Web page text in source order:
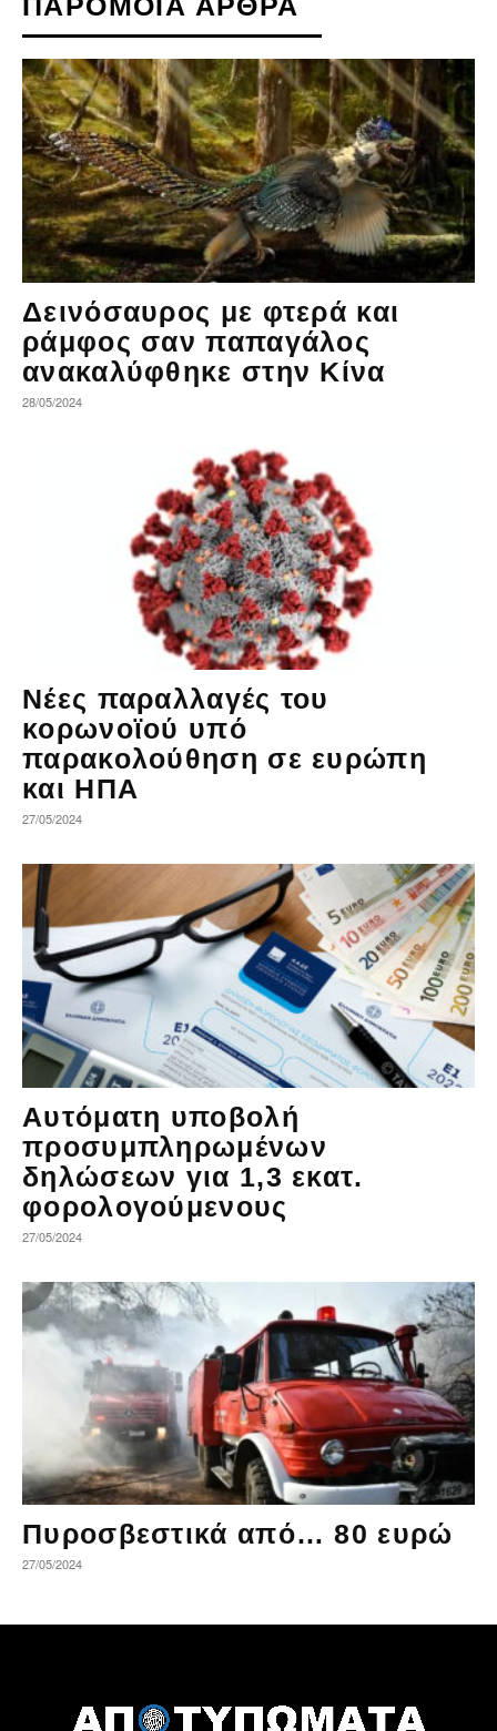
Δεινόσαυρος με φτερά και
ράμφος σαν παπαγάλος
ανακαλύφθηκε στην Κίνα
28/05/2024
Νέες παραλλαγές του
κορωνοϊού υπό
παρακολούθηση σε ευρώπη
και ΗΠΑ
27/05/2024
Αυτόματη υποβολή
προσυμπληρωμένων
δηλώσεων για 1,3 εκατ.
φορολογούμενους
27/05/2024
Πυροσβεστικά από… 80 ευρώ
27/05/2024